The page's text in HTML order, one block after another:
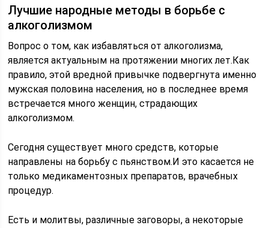
Лучшие народные методы в борьбе с
алкоголизмом
Вопрос о том, как избавляться от алкоголизма,
является актуальным на протяжении многих лет.Как
правило, этой вредной привычке подвергнута именно
мужская половина населения, но в последнее время
встречается много женщин, страдающих
алкоголизмом.
Сегодня существует много средств, которые
направлены на борьбу с пьянством.И это касается не
только медикаментозных препаратов, врачебных
процедур.
Есть и молитвы, различные заговоры, а некоторые